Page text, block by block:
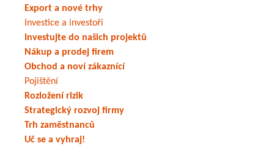
Export a nové trhy
Investice a investoři
Investujte do našich projektů
Nákup a prodej firem
Obchod a noví zákaznící
Pojištění
Rozložení rizik
Strategický rozvoj firmy
Trh zaměstnanců
Uč se a vyhraj!